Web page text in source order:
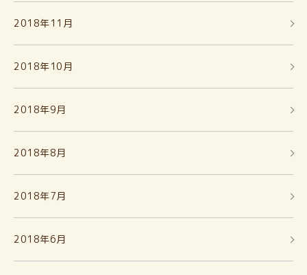
2018年11月
2018年10月
2018年9月
2018年8月
2018年7月
2018年6月